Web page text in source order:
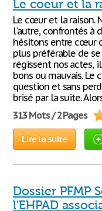
Le coeur et la
Le cœur et la raison.
l'autre, confrontés à
hésitons entre cœur
plus préférable de
régissent nos actes,
bons ou mauvais. Le
question et sans
brisé par la suite.
313 Mots / 2 Pages
Lire la suite
Dossier PFMP
l'EHPAD